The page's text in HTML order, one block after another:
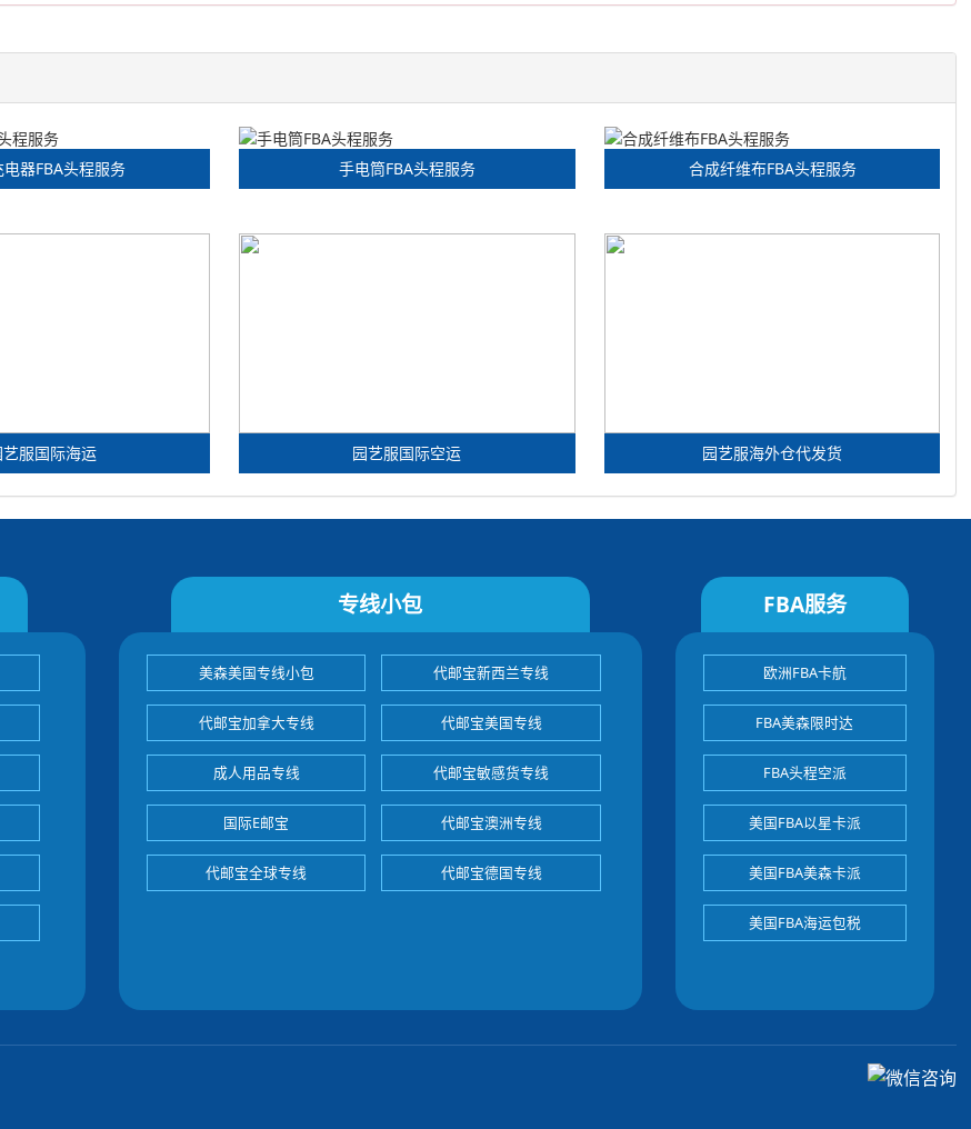
器FBA头程服务 手电筒FBA头程服务 合成纤维布FBA头程服务
艺服国际海运 园艺服国际空运 园艺服海外仓代发货
专线小包
美森美国专线小包 代邮宝新西兰专线
代邮宝加拿大专线 代邮宝美国专线
成人用品专线 代邮宝敏感货专线
国际E邮宝 代邮宝澳洲专线
代邮宝全球专线 代邮宝德国专线
FBA服务
欧洲FBA卡航
FBA美森限时达
FBA头程空派
美国FBA以星卡派
美国FBA美森卡派
美国FBA海运包税